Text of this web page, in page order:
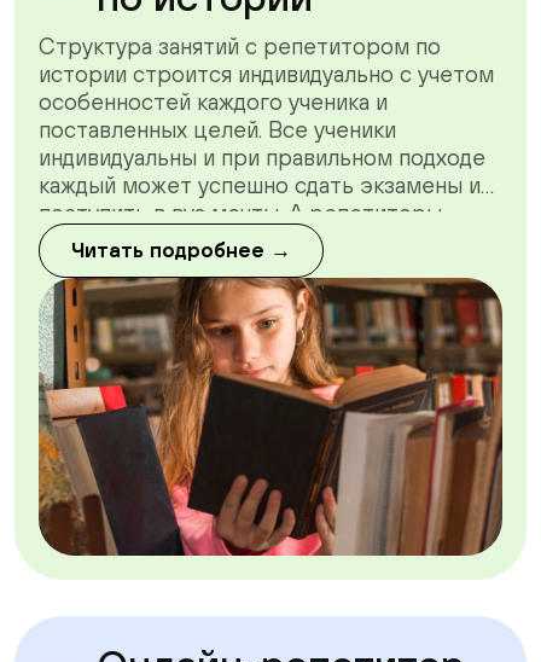
Структура занятий с репетитором по
истории строится индивидуально с учетом
особенностей каждого ученика и
поставленных целей. Все ученики
индивидуальны и при правильном подходе
каждый может успешно сдать экзамены и
поступить в вуз мечты. А репетиторы
«Онлайн-школы №1» в этом помогут, не
только теоретически, но и морально.
Читать подробнее →